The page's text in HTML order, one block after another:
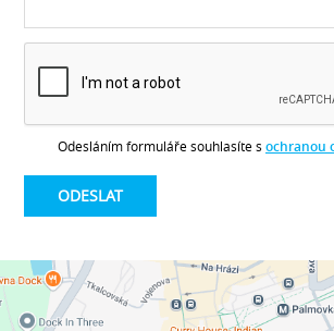
Odesláním formuláře souhlasíte s ochranou